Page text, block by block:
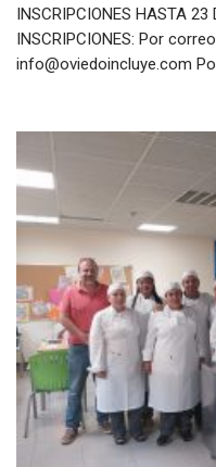
INSCRIPCIONES HASTA 23
INSCRIPCIONES: Por
info@oviedoincluye.com